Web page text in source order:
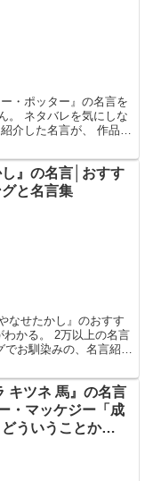
・ポッター』の名言を
。 ネタバレを気にしな
介した名言が、 作品と
し』の名言│おすす
と名言集
なせたかし』のおすす
かる。 2万以上の名言
でお馴染みの、名言紹介
キツネ 馬』の名言
・マッケジー「成
ういうことか